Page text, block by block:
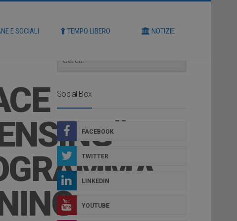
E SOCIALI TEMPO LIBERO NOTIZIE
Social Box
FACEBOOK
TWITTER
LINKEDIN
YOUTUBE